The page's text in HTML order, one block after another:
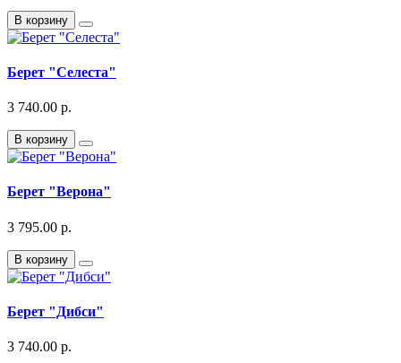
В корзину
Берет "Селеста"
3 740.00 р.
В корзину
Берет "Верона"
3 795.00 р.
В корзину
Берет "Дибси"
3 740.00 р.